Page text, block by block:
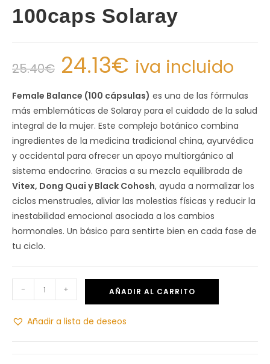
100caps Solaray
25.40€ 24.13€ iva incluido
Female Balance (100 cápsulas) es una de las fórmulas
más emblemáticas de Solaray para el cuidado de la salud
integral de la mujer. Este complejo botánico combina
ingredientes de la medicina tradicional china, ayurvédica
y occidental para ofrecer un apoyo multiorgánico al
sistema endocrino. Gracias a su mezcla equilibrada de
Vitex, Dong Quai y Black Cohosh, ayuda a normalizar los
ciclos menstruales, aliviar las molestias físicas y reducir la
inestabilidad emocional asociada a los cambios
hormonales. Un básico para sentirte bien en cada fase de
tu ciclo.
- + AÑADIR AL CARRITO
Añadir a lista de deseos